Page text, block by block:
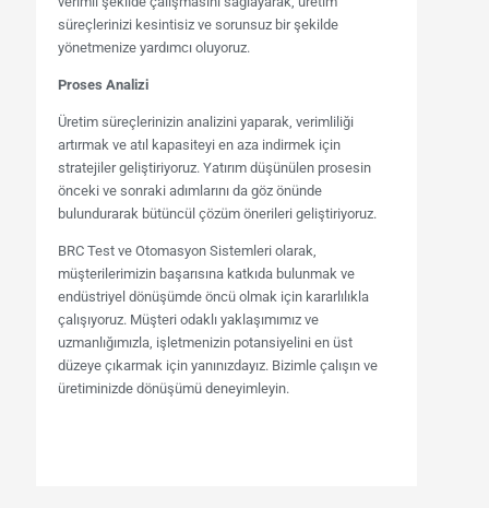
süreçlerinizi kesintisiz ve sorunsuz bir şekilde
yönetmenize yardımcı oluyoruz.
Proses Analizi
Üretim süreçlerinizin analizini yaparak, verimliliği
artırmak ve atıl kapasiteyi en aza indirmek için
stratejiler geliştiriyoruz. Yatırım düşünülen prosesin
önceki ve sonraki adımlarını da göz önünde
bulundurarak bütüncül çözüm önerileri geliştiriyoruz.
BRC Test ve Otomasyon Sistemleri olarak,
müşterilerimizin başarısına katkıda bulunmak ve
endüstriyel dönüşümde öncü olmak için kararlılıkla
çalışıyoruz. Müşteri odaklı yaklaşımımız ve
uzmanlığımızla, işletmenizin potansiyelini en üst
düzeye çıkarmak için yanınızdayız. Bizimle çalışın ve
üretiminizde dönüşümü deneyimleyin.